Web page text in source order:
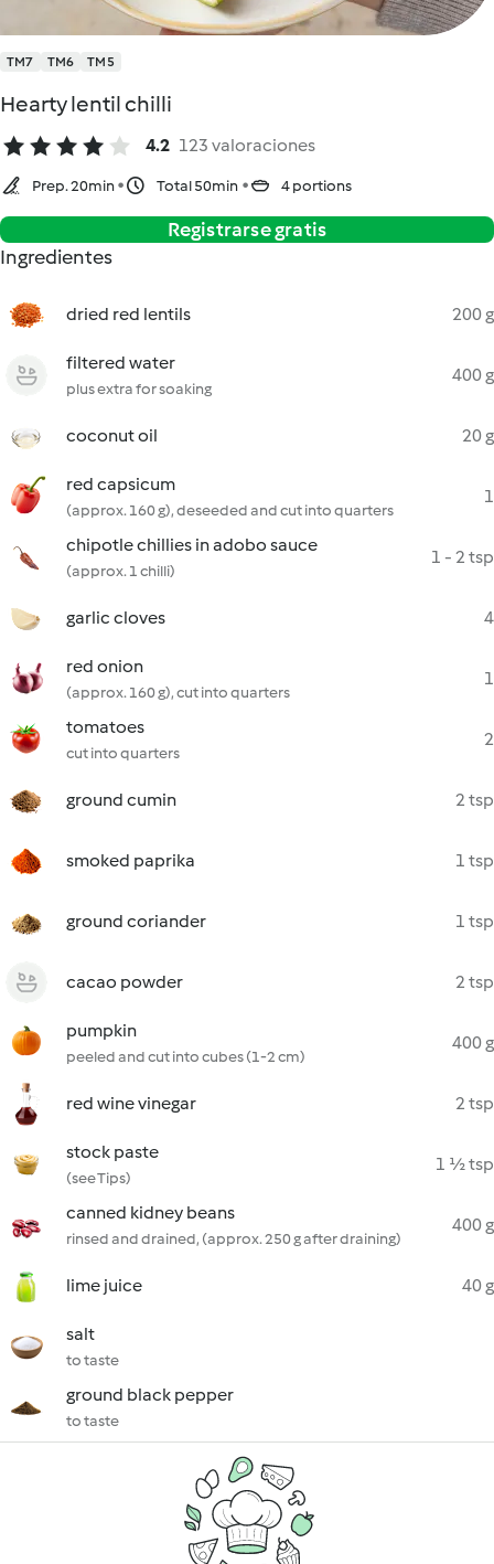
TM7 TM6 TM5
Hearty lentil chilli
4.2 123 valoraciones
Prep. 20min Total 50min 4 portions
Registrarse gratis
Ingredientes
dried red lentils 200 g
filtered water
plus extra for soaking
400 g
coconut oil 20 g
red capsicum
(approx. 160 g), deseeded and cut into quarters
1
chipotle chillies in adobo sauce
(approx. 1 chilli)
1 - 2 tsp
garlic cloves 4
red onion
(approx. 160 g), cut into quarters
1
tomatoes
cut into quarters
2
ground cumin 2 tsp
smoked paprika 1 tsp
ground coriander 1 tsp
cacao powder 2 tsp
pumpkin
peeled and cut into cubes (1-2 cm)
400 g
red wine vinegar 2 tsp
stock paste
(see Tips)
1 ½ tsp
canned kidney beans
rinsed and drained, (approx. 250 g after draining)
400 g
lime juice 40 g
salt
to taste
ground black pepper
to taste